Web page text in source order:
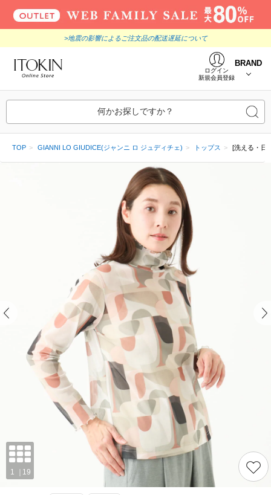
>地震の影響によるご注文品の配送遅延について
ログイン
新規会員登録
BRAND
何かお探しですか？
TOP GIANNI LO GIUDICE(ジャンニ ロ ジュディチェ) トップス [洗える・日